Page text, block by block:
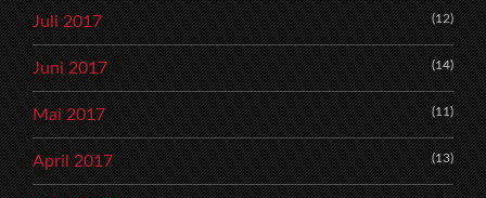
Juli 2017 (12)
Juni 2017 (14)
Mai 2017 (11)
April 2017 (13)